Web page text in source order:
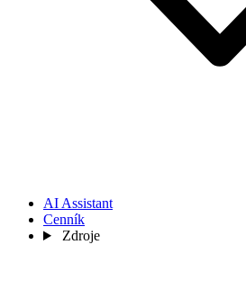
AI Assistant
Cenník
Zdroje